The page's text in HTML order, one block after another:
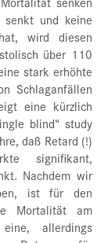
senkt und keine
wird diesen
über 110
stark erhöhte
Schlaganfällen
eine kürzlich
blind“ study
daß Retard (!)
signifikant,
Nachdem wir
ist für den
Mortalität am
allerdings